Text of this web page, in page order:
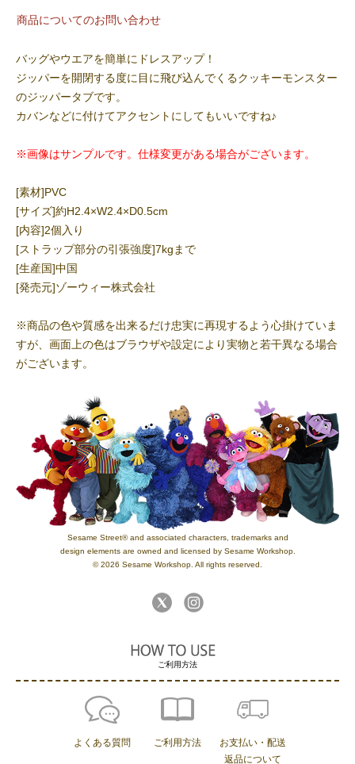
商品についてのお問い合わせ
バッグやウエアを簡単にドレスアップ！
ジッパーを開閉する度に目に飛び込んでくるクッキーモンスター
のジッパータブです。
カバンなどに付けてアクセントにしてもいいですね♪
※画像はサンプルです。仕様変更がある場合がございます。
[素材]PVC
[サイズ]約H2.4×W2.4×D0.5cm
[内容]2個入り
[ストラップ部分の引張強度]7kgまで
[生産国]中国
[発売元]ゾーウィー株式会社
※商品の色や質感を出来るだけ忠実に再現するよう心掛けていま
すが、画面上の色はブラウザや設定により実物と若干異なる場合
がございます。
Sesame Street® and associated characters, trademarks and
design elements are owned and licensed by Sesame Workshop.
© 2026 Sesame Workshop. All rights reserved.
ご利用方法
よくある質問 ご利用方法
お支払い・配送
返品について